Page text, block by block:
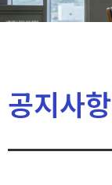
공지사항